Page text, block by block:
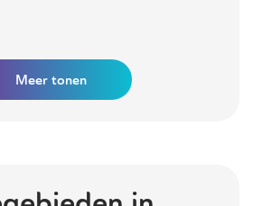
Meertonen